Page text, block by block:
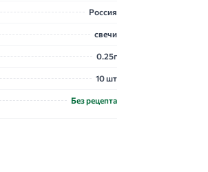
Россия
свечи
0.25г
10 шт
Без рецепта